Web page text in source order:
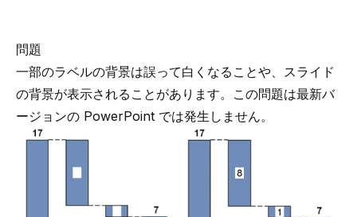
問題
一部のラベルの背景は誤って白くなることや、スライド
の背景が表示されることがあります。この問題は最新バ
ージョンの PowerPoint では発生しません。